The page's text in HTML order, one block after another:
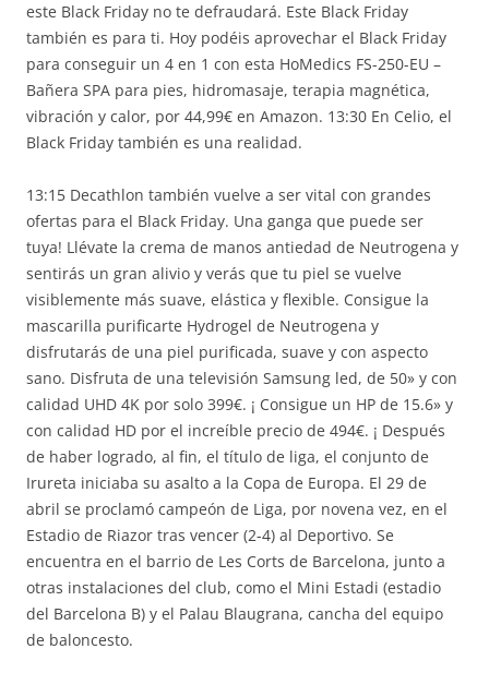
este Black Friday no te defraudará. Este Black Friday
también es para ti. Hoy podéis aprovechar el Black Friday
para conseguir un 4 en 1 con esta HoMedics FS-250-EU –
Bañera SPA para pies, hidromasaje, terapia magnética,
vibración y calor, por 44,99€ en Amazon. 13:30 En Celio, el
Black Friday también es una realidad.
13:15 Decathlon también vuelve a ser vital con grandes
ofertas para el Black Friday. Una ganga que puede ser
tuya! Llévate la crema de manos antiedad de Neutrogena y
sentirás un gran alivio y verás que tu piel se vuelve
visiblemente más suave, elástica y flexible. Consigue la
mascarilla purificarte Hydrogel de Neutrogena y
disfrutarás de una piel purificada, suave y con aspecto
sano. Disfruta de una televisión Samsung led, de 50» y con
calidad UHD 4K por solo 399€. ¡ Consigue un HP de 15.6» y
con calidad HD por el increíble precio de 494€. ¡ Después
de haber logrado, al fin, el título de liga, el conjunto de
Irureta iniciaba su asalto a la Copa de Europa. El 29 de
abril se proclamó campeón de Liga, por novena vez, en el
Estadio de Riazor tras vencer (2-4) al Deportivo. Se
encuentra en el barrio de Les Corts de Barcelona, junto a
otras instalaciones del club, como el Mini Estadi (estadio
del Barcelona B) y el Palau Blaugrana, cancha del equipo
de baloncesto.